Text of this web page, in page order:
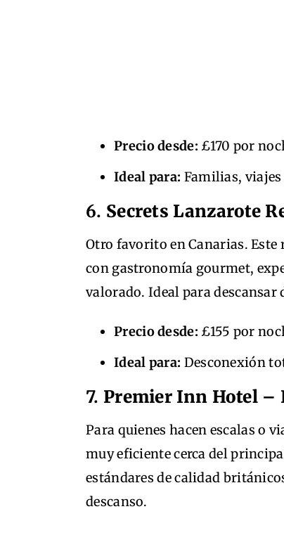
Precio desde: £170 por
Ideal para: Familias,
6. Secrets Lanzarote
Otro favorito en Canarias.
con gastronomía gourmet,
valorado. Ideal para descansar
Precio desde: £155 por
Ideal para: Desconexión
7. Premier Inn Hotel
Para quienes hacen escalas o
muy eficiente cerca del
estándares de calidad
descanso.